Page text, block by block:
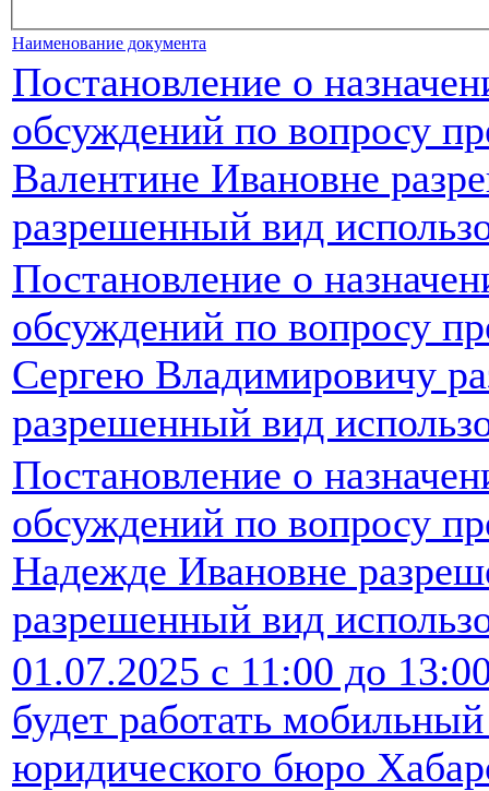
Наименование документа
Постановление о
обсуждений по вопросу
Валентине Ивановне
разрешенный вид
Постановление о
обсуждений по вопросу
Сергею Владимировичу
разрешенный вид
Постановление о
обсуждений по вопросу
Надежде Ивановне
разрешенный вид
01.07.2025 с 11:00 до
будет работать
юридического бюро